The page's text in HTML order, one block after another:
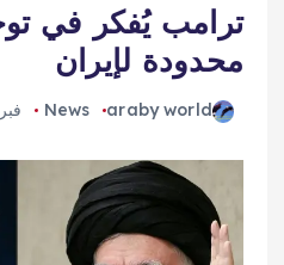
ترامب يُفكر في
محدودة لإيران
araby world
News فبراير